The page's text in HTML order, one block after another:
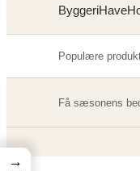
ByggeriHave
Populære
Få sæsonens
→